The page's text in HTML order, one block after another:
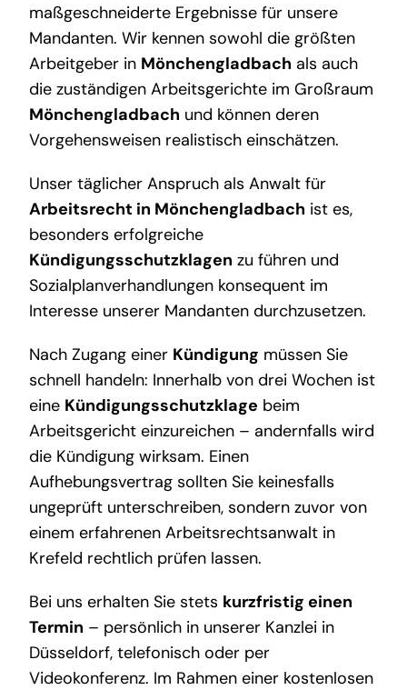
maßgeschneiderte Ergebnisse für unsere
Mandanten. Wir kennen sowohl die größten
Arbeitgeber in Mönchengladbach als auch
die zuständigen Arbeitsgerichte im Großraum
Mönchengladbach und können deren
Vorgehensweisen realistisch einschätzen.
Unser täglicher Anspruch als Anwalt für
Arbeitsrecht in Mönchengladbach ist es,
besonders erfolgreiche
Kündigungsschutzklagen zu führen und
Sozialplanverhandlungen konsequent im
Interesse unserer Mandanten durchzusetzen.
Nach Zugang einer Kündigung müssen Sie
schnell handeln: Innerhalb von drei Wochen ist
eine Kündigungsschutzklage beim
Arbeitsgericht einzureichen – andernfalls wird
die Kündigung wirksam. Einen
Aufhebungsvertrag sollten Sie keinesfalls
ungeprüft unterschreiben, sondern zuvor von
einem erfahrenen Arbeitsrechtsanwalt in
Krefeld rechtlich prüfen lassen.
Bei uns erhalten Sie stets kurzfristig einen
Termin – persönlich in unserer Kanzlei in
Düsseldorf, telefonisch oder per
Videokonferenz. Im Rahmen einer kostenlosen